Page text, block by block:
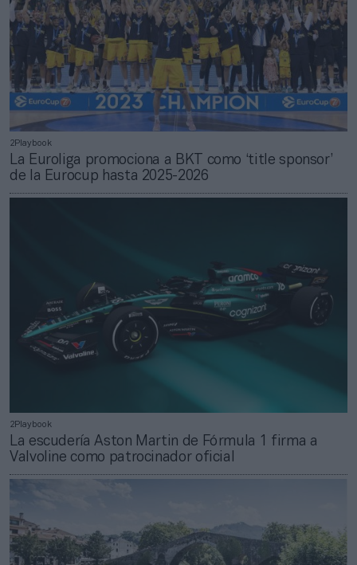
2Playbook
La Euroliga promociona a BKT como ‘title sponsor’
de la Eurocup hasta 2025-2026
2Playbook
La escudería Aston Martin de Fórmula 1 firma a
Valvoline como patrocinador oficial